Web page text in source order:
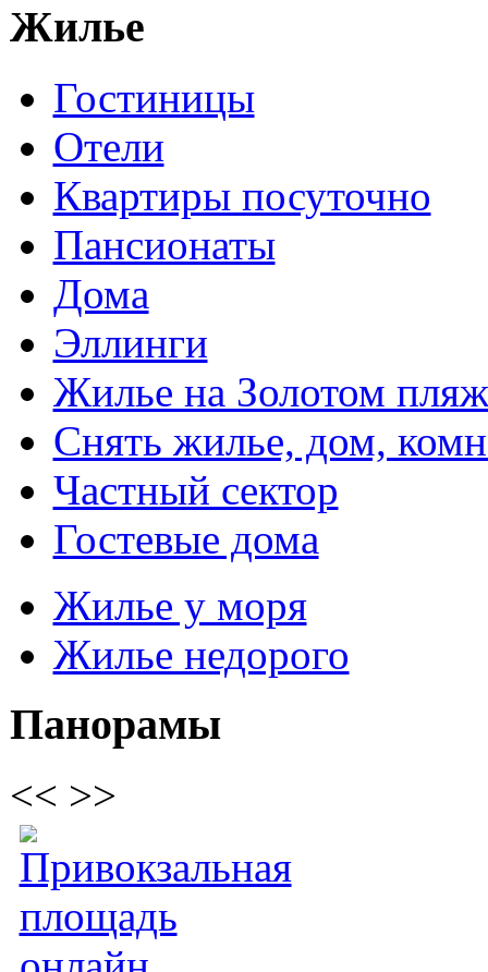
Жилье
Гостиницы
Отели
Квартиры посуточно
Пансионаты
Дома
Эллинги
Жилье на Золотом
Снять жилье, дом,
Частный сектор
Гостевые дома
Жилье у моря
Жилье недорого
Панорамы
<< >>